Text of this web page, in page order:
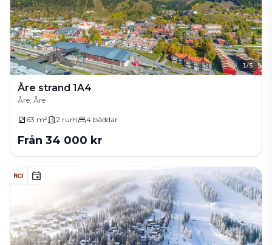
1/5
Åre strand 1A4
Åre, Åre
63 m² 2 rum 4 bäddar
Från 34 000 kr